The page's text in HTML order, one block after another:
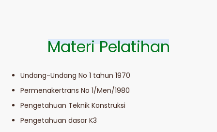
Materi Pelatihan
Undang-Undang No 1 tahun 1970
Permenakertrans No 1/Men/1980
Pengetahuan Teknik Konstruksi
Pengetahuan dasar K3